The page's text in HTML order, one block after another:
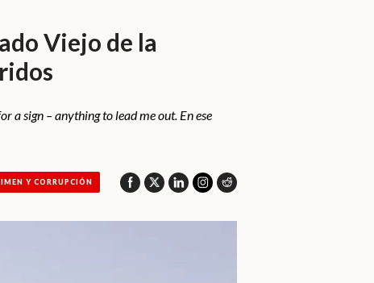
Viejo de la
a sign – anything to lead me out. En ese
Y CORRUPCIÓN